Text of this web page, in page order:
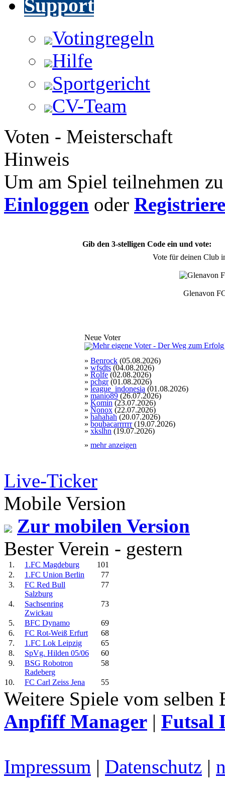
Support
Votingregeln
Hilfe
Sportgericht
CV-Team
Voten - Meisterschaft
Hinweis
Um am Spiel teilnehmen
Einloggen oder
Gib den 3-stelligen Code ein und vote:
Vote für deinen Club
Glenavon
Neue Voter
» Benrock (05.08.2026)
» wfsdts (04.08.2026)
» Rolfe (02.08.2026)
» pchgr(01.08.2026)
» league_indonesia (01.08.2026)
» manio89 (26.07.2026)
» Komin (23.07.2026)
» Nonox (22.07.2026)
» hahahah (20.07.2026)
» boubacarrrrrr(19.07.2026)
» xkslhn (19.07.2026)
» mehr anzeigen
Live-Ticker
Mobile Version
Zur mobilen Version
Bester Verein - gestern
1. 1.FC Magdeburg
101
2.
1.FC Union Berlin
77
3.
FC Red Bull
Salzburg
77
4.
Sachsenring
Zwickau
73
5. BFC Dynamo
69
6.
FC Rot-Weiß Erfurt
68
7.
1.FC Lok Leipzig
65
8.
SpVg. Hilden 05/06
60
9.
BSG Robotron
Radeberg
58
10. FC Carl Zeiss Jena 55
Weitere Spiele vom
Anpfiff Manager | Futsal
Impressum | Datenschutz |